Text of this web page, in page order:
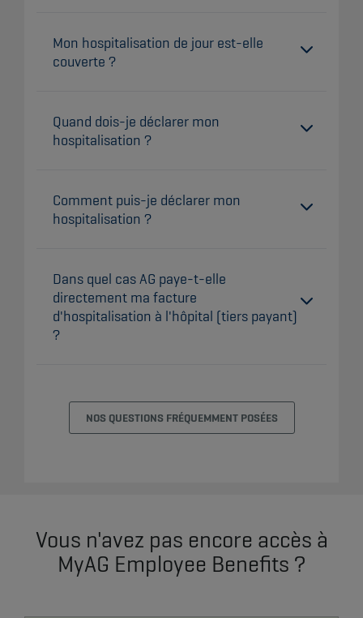
Mon hospitalisation de jour est-elle
couverte ?
Quand dois-je déclarer mon
hospitalisation ?
Comment puis-je déclarer mon
hospitalisation ?
Dans quel cas AG paye-t-elle
directement ma facture
d'hospitalisation à l'hôpital (tiers payant)
?
NOS QUESTIONS FRÉQUEMMENT POSÉES
Vous n'avez pas encore accès à
MyAG Employee Benefits ?